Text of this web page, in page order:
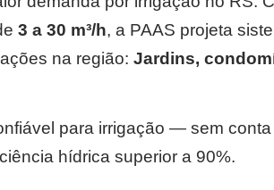
3 a 30 m³/h, a PAAS projeta
na região: Jardins,
para irrigação — sem
hídrica superior a 90%.